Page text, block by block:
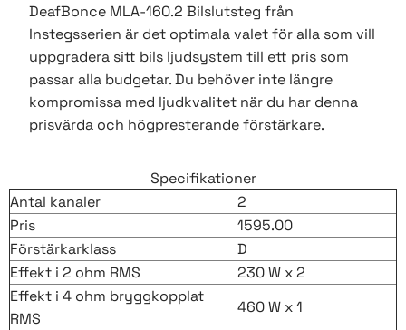
DeafBonce MLA-160.2 Bilslutsteg från
Instegsserien är det optimala valet för alla som vill
uppgradera sitt bils ljudsystem till ett pris som
passar alla budgetar. Du behöver inte längre
kompromissa med ljudkvalitet när du har denna
prisvärda och högpresterande förstärkare.
Specifikationer
Antal kanaler
2
Pris
1595.00
Förstärkarklass
D
Effekt i 2 ohm RMS
230 W x 2
Effekt i 4 ohm bryggkopplat
RMS
460 W x 1